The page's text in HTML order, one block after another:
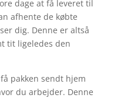
dage at få leveret til
afhente de købte
dig. Denne er altså
tit ligeledes den
pakken sendt hjem
du arbejder. Denne